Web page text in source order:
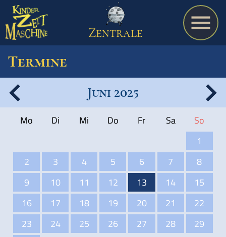
Termine
Schulmaterialien
Zentrale
Termine
Juni 2025
Mo Di Mi Do Fr Sa
So
1
2
3 4 5 6 7
8
9
10 11 12 13 14
15
16
17 18 19 20 21
22
23
24 25 26 27 28
29